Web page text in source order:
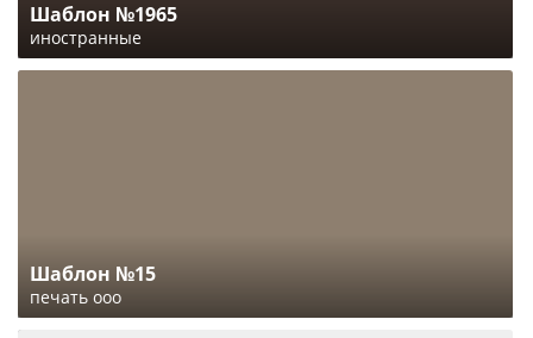
Шаблон №1965
иностранные
Шаблон №15
печать ооо